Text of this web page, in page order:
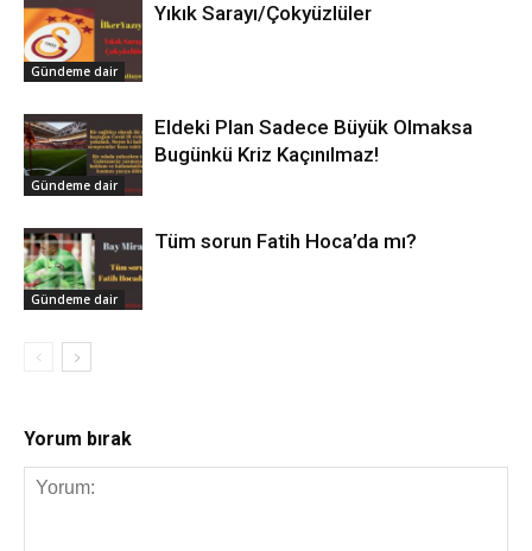
Gündeme dair
Yıkık Sarayı/Çokyüzlüler
Gündeme dair
Eldeki Plan Sadece Büyük Olmaksa
Bugünkü Kriz Kaçınılmaz!
Gündeme dair
Tüm sorun Fatih Hoca’da mı?
Yorum bırak